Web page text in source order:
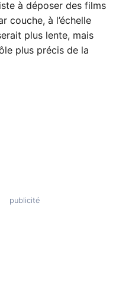
à déposer des films
couche, à l’échelle
plus lente, mais
plus précis de la